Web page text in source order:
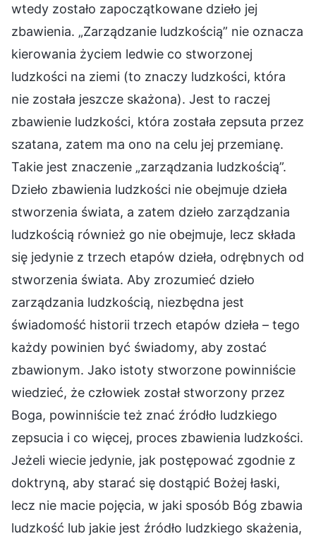
wtedy zostało zapoczątkowane dzieło jej
zbawienia. „Zarządzanie ludzkością” nie oznacza
kierowania życiem ledwie co stworzonej
ludzkości na ziemi (to znaczy ludzkości, która
nie została jeszcze skażona). Jest to raczej
zbawienie ludzkości, która została zepsuta przez
szatana, zatem ma ono na celu jej przemianę.
Takie jest znaczenie „zarządzania ludzkością”.
Dzieło zbawienia ludzkości nie obejmuje dzieła
stworzenia świata, a zatem dzieło zarządzania
ludzkością również go nie obejmuje, lecz składa
się jedynie z trzech etapów dzieła, odrębnych od
stworzenia świata. Aby zrozumieć dzieło
zarządzania ludzkością, niezbędna jest
świadomość historii trzech etapów dzieła – tego
każdy powinien być świadomy, aby zostać
zbawionym. Jako istoty stworzone powinniście
wiedzieć, że człowiek został stworzony przez
Boga, powinniście też znać źródło ludzkiego
zepsucia i co więcej, proces zbawienia ludzkości.
Jeżeli wiecie jedynie, jak postępować zgodnie z
doktryną, aby starać się dostąpić Bożej łaski,
lecz nie macie pojęcia, w jaki sposób Bóg zbawia
ludzkość lub jakie jest źródło ludzkiego skażenia,